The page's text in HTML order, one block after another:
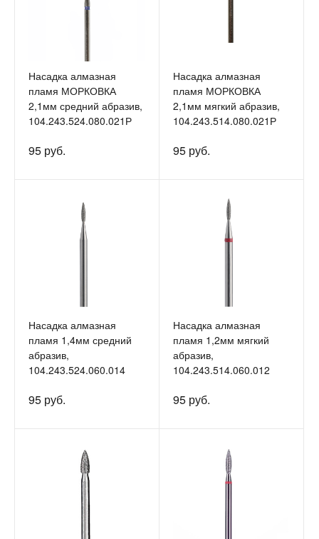
Насадка алмазная
пламя МОРКОВКА
2,1мм средний абразив,
104.243.524.080.021Р
95 руб.
Насадка алмазная
пламя МОРКОВКА
2,1мм мягкий абразив,
104.243.514.080.021Р
95 руб.
Насадка алмазная
пламя 1,4мм средний
абразив,
104.243.524.060.014
95 руб.
Насадка алмазная
пламя 1,2мм мягкий
абразив,
104.243.514.060.012
95 руб.